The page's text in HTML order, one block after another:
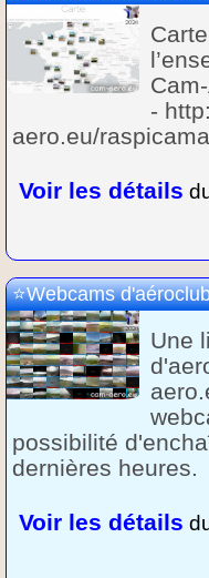
-
aero.eu/
Voir les détails
Webcams
Une
possibilité
dernières heures.
Voir les détails